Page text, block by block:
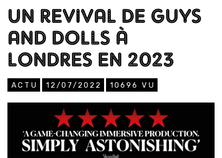
UN REVIVAL DE GUYS
AND DOLLS À
LONDRES EN 2023
ACTU 12/07/2022 10696 VU